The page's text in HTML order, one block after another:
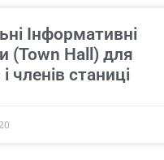
Інформативні
(Town Hall) для
членів станиці